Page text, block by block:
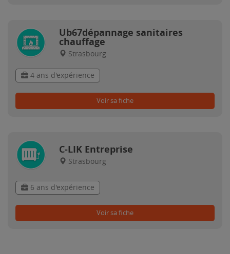
Ub67dépannage sanitaires
chauffage
Strasbourg
4 ans d'expérience
Voir sa fiche
C-LIK Entreprise
Strasbourg
6 ans d'expérience
Voir sa fiche